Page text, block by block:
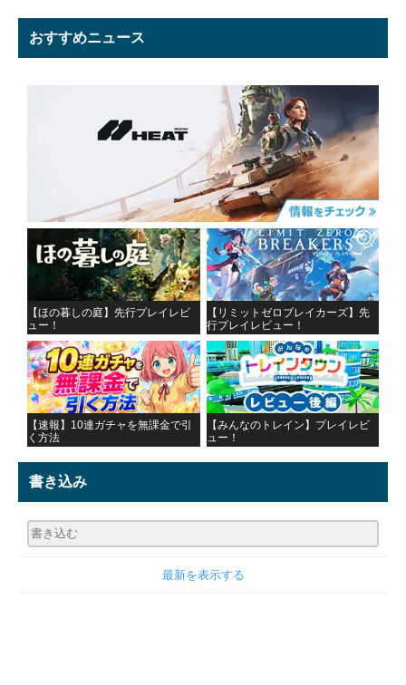
おすすめニュース
【ほの暮しの庭】先行プレイレビ
ュー！
【リミットゼロブレイカーズ】先
行プレイレビュー！
【速報】10連ガチャを無課金で引
く方法
【みんなのトレイン】プレイレビ
ュー！
書き込み
最新を表示する